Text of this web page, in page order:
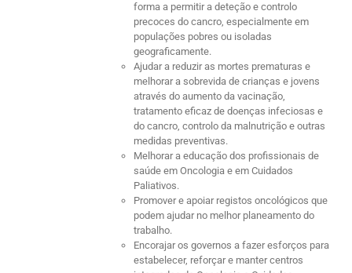
forma a permitir a deteção e controlo
precoces do cancro, especialmente em
populações pobres ou isoladas
geograficamente.
Ajudar a reduzir as mortes prematuras e
melhorar a sobrevida de crianças e jovens
através do aumento da vacinação,
tratamento eficaz de doenças infeciosas e
do cancro, controlo da malnutrição e outras
medidas preventivas.
Melhorar a educação dos profissionais de
saúde em Oncologia e em Cuidados
Paliativos.
Promover e apoiar registos oncológicos que
podem ajudar no melhor planeamento do
trabalho.
Encorajar os governos a fazer esforços para
estabelecer, reforçar e manter centros